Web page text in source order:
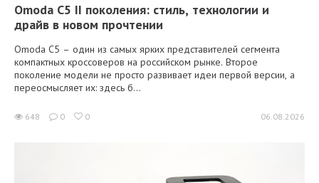
Omoda C5 II поколения: стиль, технологии и
драйв в новом прочтении
Omoda C5 – один из самых ярких представителей сегмента
компактных кроссоверов на российском рынке. Второе
поколение модели не просто развивает идеи первой версии, а
переосмысляет их: здесь б...
648 0 0 06.08.2026